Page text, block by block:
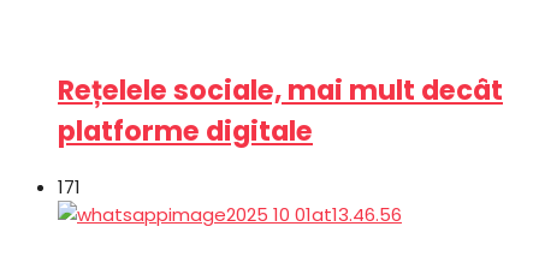
Rețelele sociale, mai mult decât
platforme digitale
171